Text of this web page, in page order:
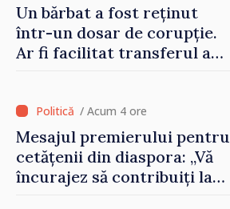
Un bărbat a fost reținut
într-un dosar de corupție.
Ar fi facilitat transferul a
/ Acum 4 ore
Mesajul premierului pentru
cetățenii din diaspora: „Vă
încurajez să contribuiți la